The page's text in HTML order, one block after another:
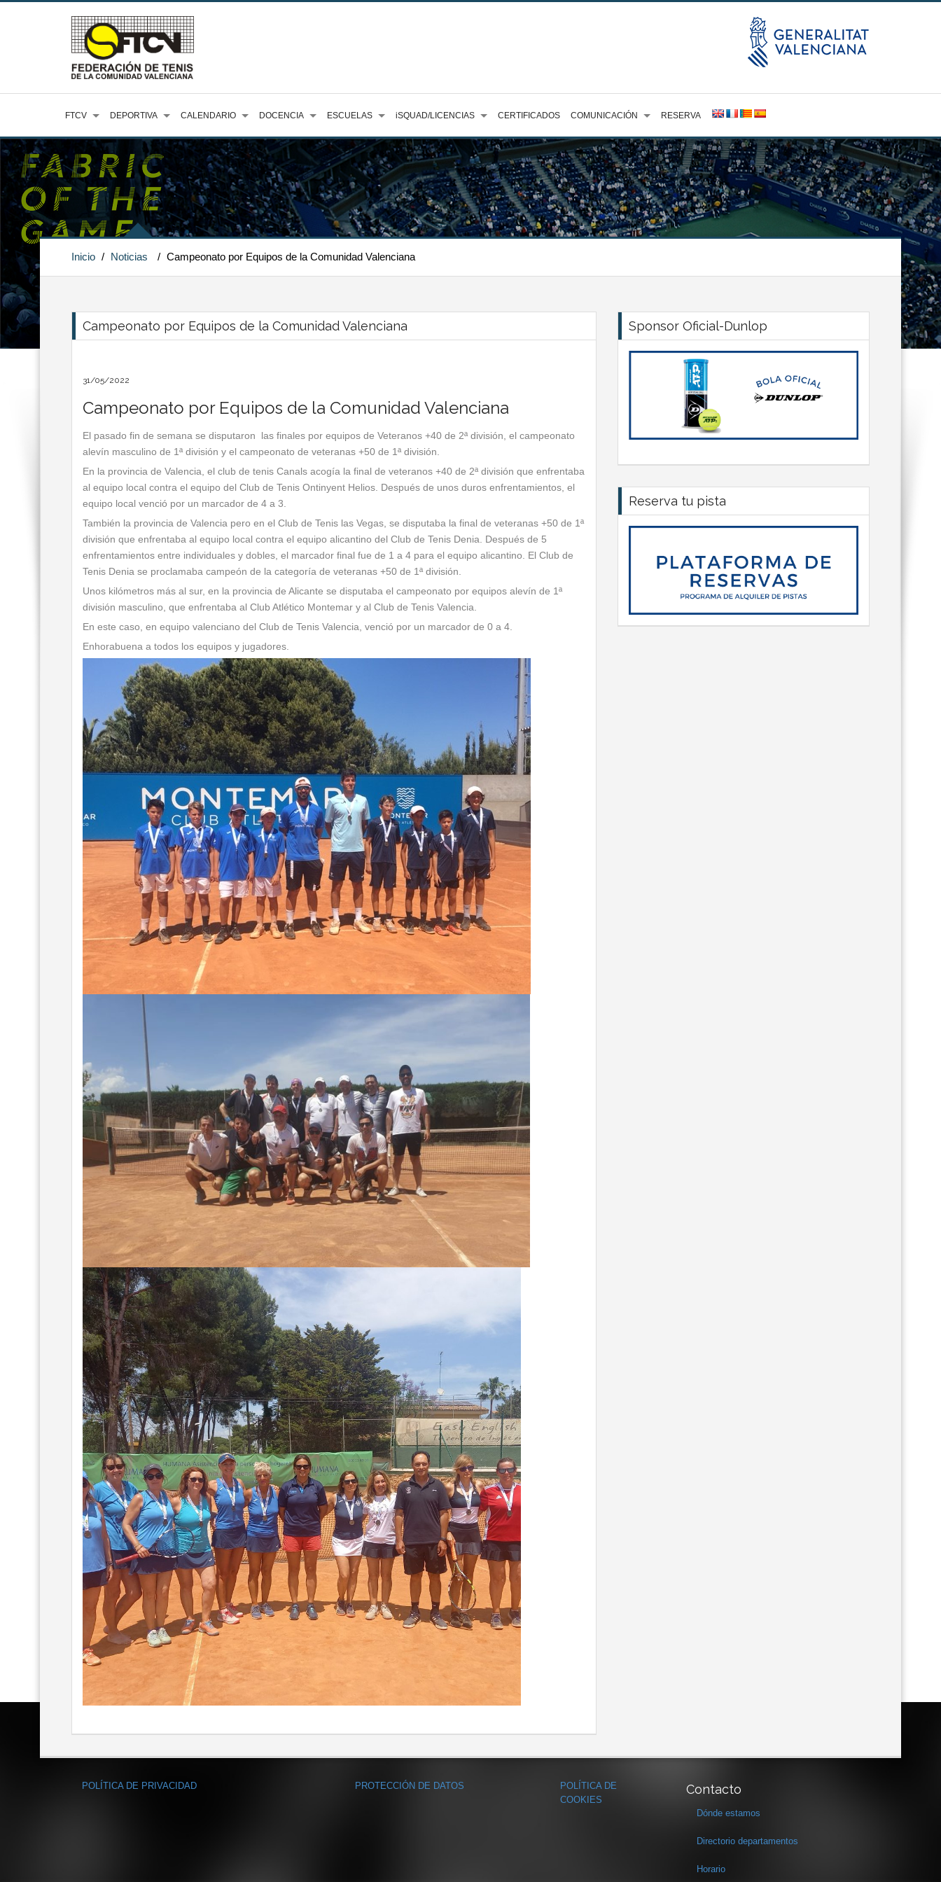
FTCV DEPORTIVA CALENDARIO DOCENCIA ESCUELAS iSQUAD/LICENCIAS CERTIFICADOS COMUNICACIÓN RESERVA
Inicio / Noticias / Campeonato por Equipos de la Comunidad Valenciana
Campeonato por Equipos de la Comunidad Valenciana
31/05/2022
Campeonato por Equipos de la Comunidad Valenciana
El pasado fin de semana se disputaron las finales por equipos de Veteranos +40 de 2ª división, el campeonato
alevín masculino de 1ª división y el campeonato de veteranas +50 de 1ª división.
En la provincia de Valencia, el club de tenis Canals acogía la final de veteranos +40 de 2ª división que enfrentaba
al equipo local contra el equipo del Club de Tenis Ontinyent Helios. Después de unos duros enfrentamientos, el
equipo local venció por un marcador de 4 a 3.
También la provincia de Valencia pero en el Club de Tenis las Vegas, se disputaba la final de veteranas +50 de 1ª
división que enfrentaba al equipo local contra el equipo alicantino del Club de Tenis Denia. Después de 5
enfrentamientos entre individuales y dobles, el marcador final fue de 1 a 4 para el equipo alicantino. El Club de
Tenis Denia se proclamaba campeón de la categoría de veteranas +50 de 1ª división.
Unos kilómetros más al sur, en la provincia de Alicante se disputaba el campeonato por equipos alevín de 1ª
división masculino, que enfrentaba al Club Atlético Montemar y al Club de Tenis Valencia.
En este caso, en equipo valenciano del Club de Tenis Valencia, venció por un marcador de 0 a 4.
Enhorabuena a todos los equipos y jugadores.
Sponsor Oficial-Dunlop
Reserva tu pista
POLÍTICA DE PRIVACIDAD PROTECCIÓN DE DATOS
POLÍTICA DE
COOKIES
Contacto
Dónde estamos
Directorio departamentos
Horario